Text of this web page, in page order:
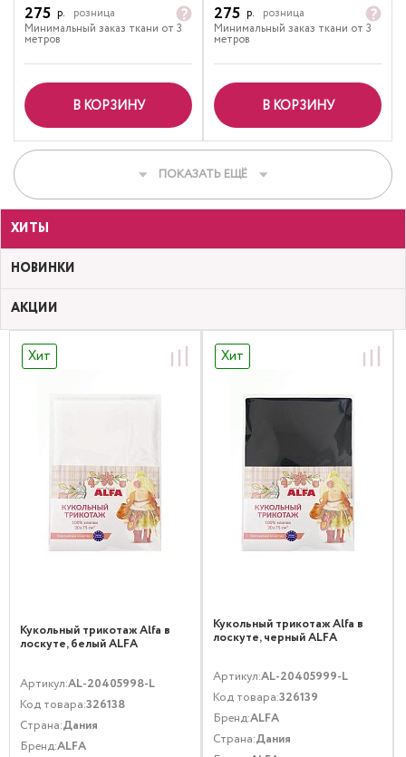
275 р.
розница
Минимальный заказ ткани от 3
метров
В КОРЗИНУ
275 р.
розница
Минимальный заказ ткани от 3
метров
В КОРЗИНУ
ПОКАЗАТЬ ЕЩЁ
ХИТЫ
НОВИНКИ
АКЦИИ
Хит
Кукольный трикотаж Alfa в
лоскуте, белый ALFA
Артикул:AL-20405998-L
Код товара:326138
Страна:Дания
Бренд:ALFA
Хит
Кукольный трикотаж Alfa в
лоскуте, черный ALFA
Артикул:AL-20405999-L
Код товара:326139
Бренд:ALFA
Страна:Дания